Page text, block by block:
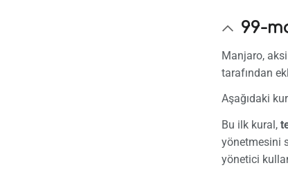
99-
Manjaro,
tarafından
Aşağıdaki
Bu ilk kural,
yönetmesini
yönetici